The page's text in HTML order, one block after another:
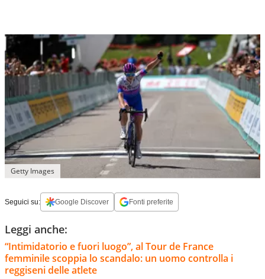
Getty Images
Seguici su: Google Discover Fonti preferite
Leggi anche:
“Intimidatorio e fuori luogo”, al Tour de France
femminile scoppia lo scandalo: un uomo controlla i
reggiseni delle atlete